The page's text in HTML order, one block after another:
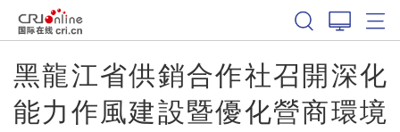
黑龍江省供銷合作社召開深化
能力作風建設暨優化營商環境